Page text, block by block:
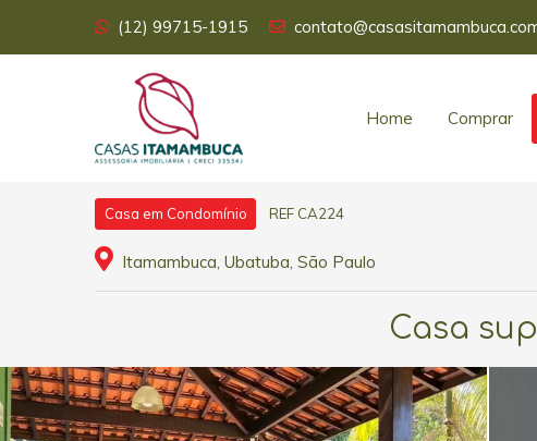
(12) 99715-1915
Home Comprar
Casa em Condomínio REF CA224
Itamambuca, Ubatuba, São Paulo
Casa